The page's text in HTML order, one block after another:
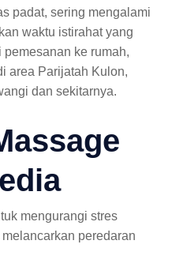
padat, sering mengalami
waktu istirahat yang
ke rumah,
area Parijatah Kulon,
dan sekitarnya.
mengurangi stres
peredaran